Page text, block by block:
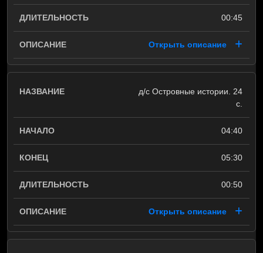
00:45
Открыть описание
д/с Островные истории. 24
с.
04:40
05:30
00:50
Открыть описание